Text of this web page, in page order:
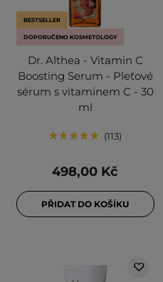
BESTSELLER
DOPORUČENO KOSMETOLOGY
Dr. Althea - Vitamin C
Boosting Serum - Pleťové
sérum s vitaminem C - 30
ml
113
498,00 Kč
PŘIDAT DO KOŠÍKU